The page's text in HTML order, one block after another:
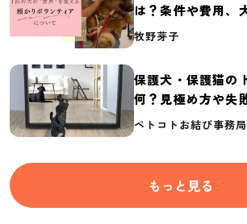
は？条件や費用、
介
牧野芽子
保護犬・保護猫の
何？見極め方や失
要なものを紹介
ペトコトお結び事務局
もっと見る